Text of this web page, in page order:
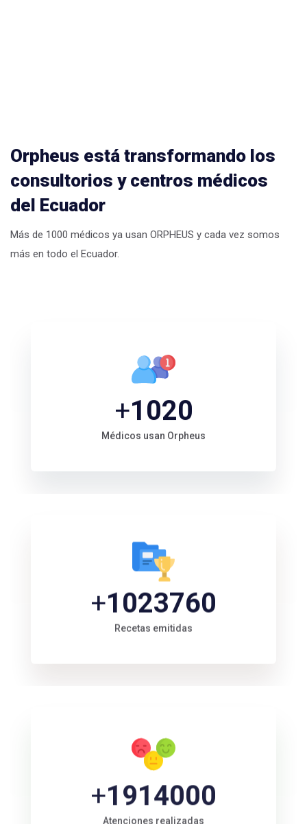
Orpheus está transformando los
consultorios y centros médicos
del Ecuador
Más de 1000 médicos ya usan ORPHEUS y cada vez somos
más en todo el Ecuador.
+1052
Médicos usan Orpheus
+1072000
Recetas emitidas
+2200000
Atenciones realizadas